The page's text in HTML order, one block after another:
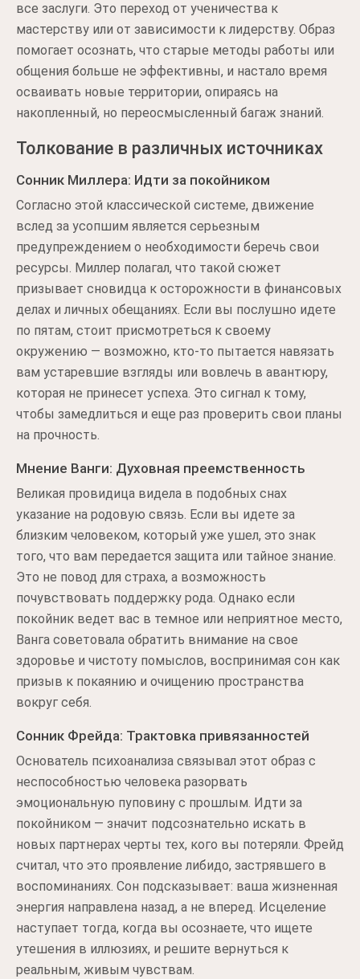
все заслуги. Это переход от ученичества к
мастерству или от зависимости к лидерству. Образ
помогает осознать, что старые методы работы или
общения больше не эффективны, и настало время
осваивать новые территории, опираясь на
накопленный, но переосмысленный багаж знаний.
Толкование в различных источниках
Сонник Миллера: Идти за покойником
Согласно этой классической системе, движение
вслед за усопшим является серьезным
предупреждением о необходимости беречь свои
ресурсы. Миллер полагал, что такой сюжет
призывает сновидца к осторожности в финансовых
делах и личных обещаниях. Если вы послушно идете
по пятам, стоит присмотреться к своему
окружению — возможно, кто-то пытается навязать
вам устаревшие взгляды или вовлечь в авантюру,
которая не принесет успеха. Это сигнал к тому,
чтобы замедлиться и еще раз проверить свои планы
на прочность.
Мнение Ванги: Духовная преемственность
Великая провидица видела в подобных снах
указание на родовую связь. Если вы идете за
близким человеком, который уже ушел, это знак
того, что вам передается защита или тайное знание.
Это не повод для страха, а возможность
почувствовать поддержку рода. Однако если
покойник ведет вас в темное или неприятное место,
Ванга советовала обратить внимание на свое
здоровье и чистоту помыслов, воспринимая сон как
призыв к покаянию и очищению пространства
вокруг себя.
Сонник Фрейда: Трактовка привязанностей
Основатель психоанализа связывал этот образ с
неспособностью человека разорвать
эмоциональную пуповину с прошлым. Идти за
покойником — значит подсознательно искать в
новых партнерах черты тех, кого вы потеряли. Фрейд
считал, что это проявление либидо, застрявшего в
воспоминаниях. Сон подсказывает: ваша жизненная
энергия направлена назад, а не вперед. Исцеление
наступает тогда, когда вы осознаете, что ищете
утешения в иллюзиях, и решите вернуться к
реальным, живым чувствам.